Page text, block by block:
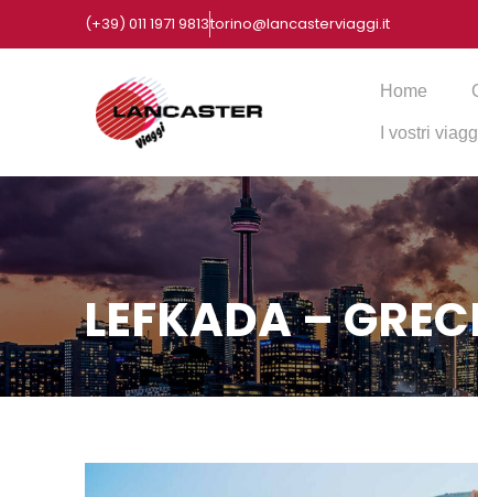
(+39) 011 1971 9813torino@lancasterviaggi.it
Home
I vostri
LEFKADA –